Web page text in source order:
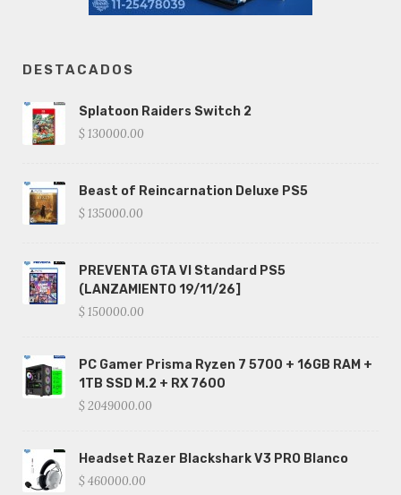
DESTACADOS
Splatoon Raiders Switch 2
$ 130000.00
Beast of Reincarnation Deluxe PS5
$ 135000.00
PREVENTA GTA VI Standard PS5
(LANZAMIENTO 19/11/26]
$ 150000.00
PC Gamer Prisma Ryzen 7 5700 + 16GB RAM +
1TB SSD M.2 + RX 7600
$ 2049000.00
Headset Razer Blackshark V3 PRO Blanco
$ 460000.00